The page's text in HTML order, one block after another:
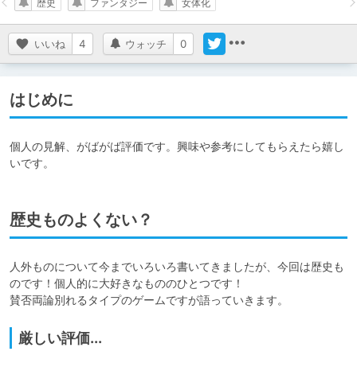
いいね 4 ウォッチ 0
歴史 ファンタジー 女体化
はじめに
個人の見解、がばがば評価です。興味や参考にしてもらえたら嬉し
いです。
歴史ものよくない？
人外ものについて今までいろいろ書いてきましたが、今回は歴史も
のです！個人的に大好きなもののひとつです！
賛否両論別れるタイプのゲームですが語っていきます。
厳しい評価...